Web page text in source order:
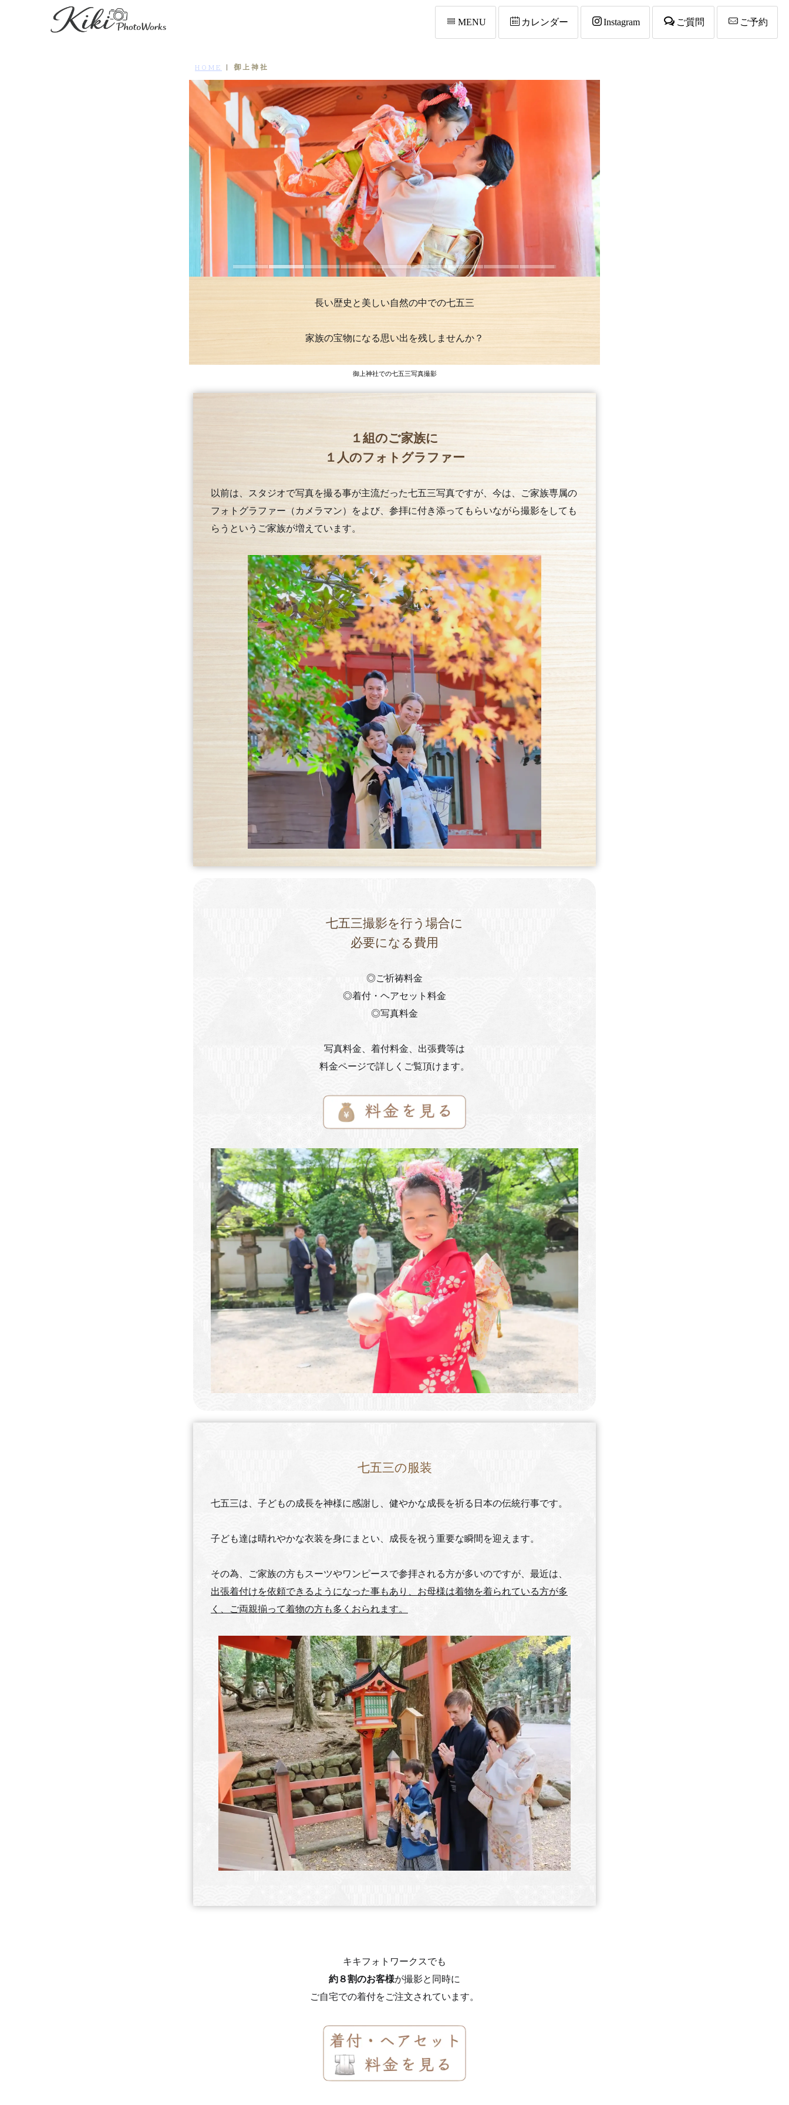
MENU カレンダー Instagram ご質問 ご予約
HOME 御上神社
長い歴史と美しい自然の中での七五三
家族の宝物になる思い出を残しませんか？
御上神社での七五三写真撮影
１組のご家族に
１人のフォトグラファー
以前は、スタジオで写真を撮る事が主流だった七五三写真ですが、今は、ご家族専属の
フォトグラファー（カメラマン）をよび、参拝に付き添ってもらいながら撮影をしても
らうというご家族が増えています。
七五三撮影を行う場合に
必要になる費用
◎ご祈祷料金
◎着付・ヘアセット料金
◎写真料金
写真料金、着付料金、出張費等は
料金ページで詳しくご覧頂けます。
七五三の服装
七五三は、子どもの成長を神様に感謝し、健やかな成長を祈る日本の伝統行事です。
子ども達は晴れやかな衣装を身にまとい、成長を祝う重要な瞬間を迎えます。
その為、ご家族の方もスーツやワンピースで参拝される方が多いのですが、最近は、
出張着付けを依頼できるようになった事もあり、お母様は着物を着られている方が多
く、ご両親揃って着物の方も多くおられます。
キキフォトワークスでも
約８割のお客様が撮影と同時に
ご自宅での着付をご注文されています。